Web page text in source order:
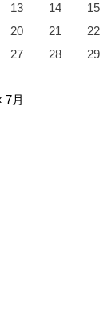
13 14 15
20 21 22
27 28 29
7月